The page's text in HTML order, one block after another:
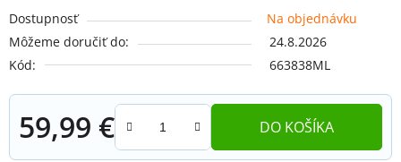
Dostupnosť
Na objednávku
Môžeme doručiť do:
24.8.2026
Kód:
663838ML
59,99 €
Jednotková cena:
DO KOŠÍKA